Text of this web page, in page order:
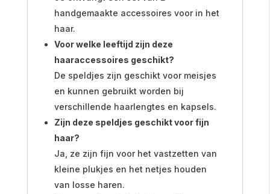
handgemaakte accessoires voor in het
haar.
Voor welke leeftijd zijn deze
haaraccessoires geschikt?
De speldjes zijn geschikt voor meisjes
en kunnen gebruikt worden bij
verschillende haarlengtes en kapsels.
Zijn deze speldjes geschikt voor fijn
haar?
Ja, ze zijn fijn voor het vastzetten van
kleine plukjes en het netjes houden
van losse haren.